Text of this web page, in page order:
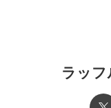
ラッフ